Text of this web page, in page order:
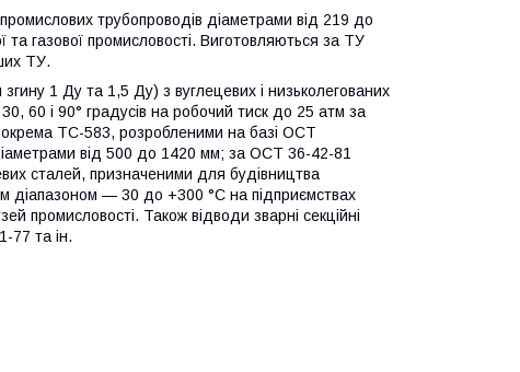
трубопроводів діаметрами від 219 до
газової промисловості. Виготовляються за ТУ
ТУ.
1 Ду та 1,5 Ду) з вуглецевих і низьколегованих
60 і 90° градусів на робочий тиск до 25 атм за
ТС-583, розробленими на базі ОСТ
від 500 до 1420 мм; за ОСТ 36-42-81
сталей, призначеними для будівництва
діапазоном — 30 до +300 °C на підприємствах
промисловості. Також відводи зварні секційні
77 та ін.